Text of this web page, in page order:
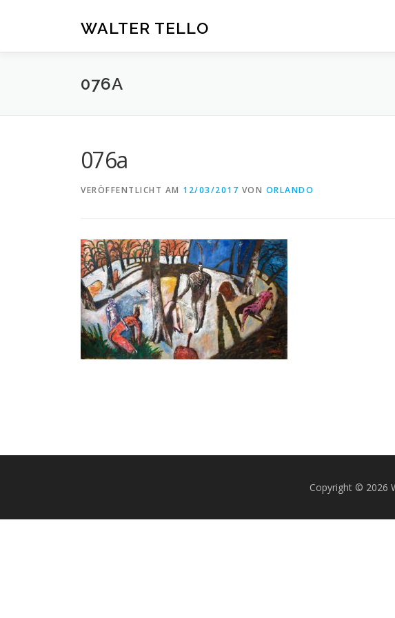
WALTER TELLO
076A
076a
VERÖFFENTLICHT AM 12/03/2017 VON ORLANDO
Copyright © 2026